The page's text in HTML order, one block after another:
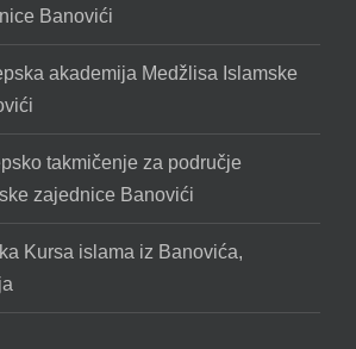
Banovići
akademija Medžlisa Islamske
takmičenje za područje
zajednice Banovići
Kursa islama iz Banovića,